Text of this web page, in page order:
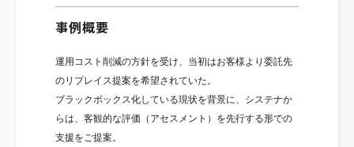
事例概要
運用コスト削減の方針を受け、当初はお客様より委託先
のリプレイス提案を希望されていた。
ブラックボックス化している現状を背景に、システナか
らは、客観的な評価（アセスメント）を先行する形での
支援をご提案。